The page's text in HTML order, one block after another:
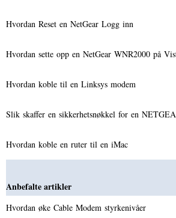
Hvordan Reset en NetGear Logg inn
Hvordan sette opp en NetGear WNR2000 på
Hvordan koble til en Linksys modem
Slik skaffer en sikkerhetsnøkkel for en
Hvordan koble en ruter til en iMac
Anbefalte artikler
Hvordan øke Cable Modem styrkenivåer